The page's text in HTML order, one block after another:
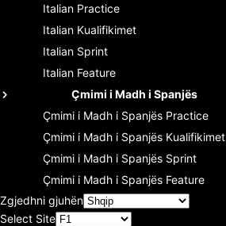
Italian Practice
Italian Kualifikimet
Italian Sprint
Italian Feature
Çmimi i Madh i Spanjës
Çmimi i Madh i Spanjës Practice
Çmimi i Madh i Spanjës Kualifikimet
Çmimi i Madh i Spanjës Sprint
Çmimi i Madh i Spanjës Feature
Zgjedhni gjuhën
Select Site